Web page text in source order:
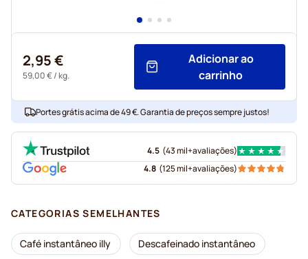
2,95 €
59,00 €/ kg.
Adicionar ao
carrinho
Portes grátis acima de 49 €. Garantia de preços sempre justos!
4.5 (43 mil+avaliações)
4.8 (125 mil+avaliações)
CATEGORIAS SEMELHANTES
Café instantâneo illy Descafeinado instantâneo